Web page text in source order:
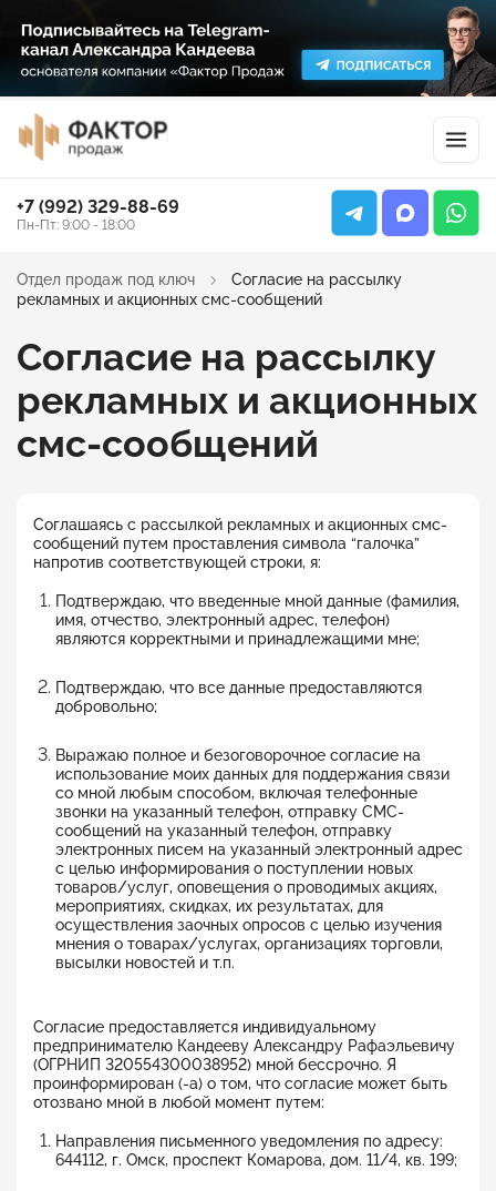
+7 (992) 329-88-69
Пн-Пт: 9:00 - 18:00
Отдел продаж под ключ
Cогласие на рассылку
рекламных и акционных смс-сообщений
Cогласие на рассылку
рекламных и акционных
смс-сообщений
Соглашаясь с рассылкой рекламных и акционных смс-
сообщений путем проставления символа “галочка”
напротив соответствующей строки, я:
Подтверждаю, что введенные мной данные (фамилия,
имя, отчество, электронный адрес, телефон)
являются корректными и принадлежащими мне;
Подтверждаю, что все данные предоставляются
добровольно;
Выражаю полное и безоговорочное согласие на
использование моих данных для поддержания связи
со мной любым способом, включая телефонные
звонки на указанный телефон, отправку СМС-
сообщений на указанный телефон, отправку
электронных писем на указанный электронный адрес
с целью информирования о поступлении новых
товаров/услуг, оповещения о проводимых акциях,
мероприятиях, скидках, их результатах, для
осуществления заочных опросов с целью изучения
мнения о товарах/услугах, организациях торговли,
высылки новостей и т.п.
Согласие предоставляется индивидуальному
предпринимателю Кандееву Александру Рафаэльевичу
(ОГРНИП 320554300038952) мной бессрочно. Я
проинформирован (-а) о том, что согласие может быть
отозвано мной в любой момент путем:
Направления письменного уведомления по адресу:
644112, г. Омск, проспект Комарова, дом. 11/4, кв. 199;